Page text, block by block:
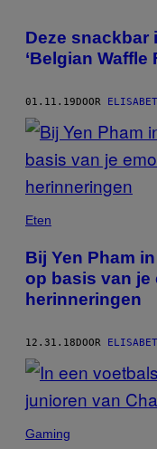
Deze snackbar
‘Belgian Waffle
01.11.19DOOR
Eten
Bij Yen Pham
op basis van je
herinneringen
12.31.18DOOR
Gaming